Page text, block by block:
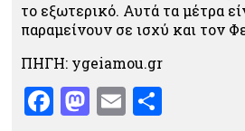
το εξωτερικό. Αυτά τα μέτρα
παραμείνουν σε ισχύ και τον
ΠΗΓΗ: ygeiamou.gr
Facebook
Mastodon
Email